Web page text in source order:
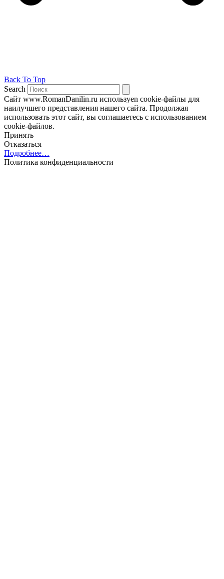
Back To Top
Search
Сайт www.RomanDanilin.ru используеn cookie-файлы для
наилучшего представления нашего сайта. Продолжая
использовать этот сайт, вы соглашаетесь с использованием
cookie-файлов.
Принять
Отказаться
Подробнее…
Политика конфиденциальности